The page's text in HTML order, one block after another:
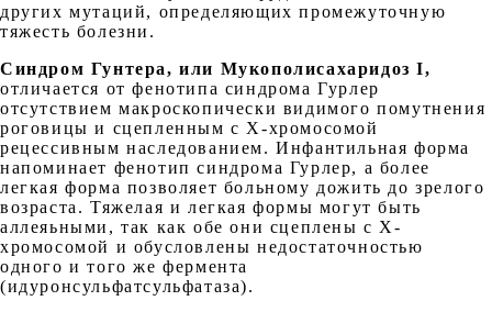
других мутаций, определяющих промежуточную
тяжесть болезни.
Синдром Гунтера, или Мукополисахаридоз I,
отличается от фенотипа синдрома Гурлер
отсутствием макроскопически видимого помутнения
роговицы и сцепленным с Х-хромосомой
рецессивным наследованием. Инфантильная форма
напоминает фенотип синдрома Гурлер, а более
легкая форма позволяет больному дожить до зрелого
возраста. Тяжелая и легкая формы могут быть
аллеяьными, так как обе они сцеплены с Х-
хромосомой и обусловлены недостаточностью
одного и того же фермента
(идуронсульфатсульфатаза).